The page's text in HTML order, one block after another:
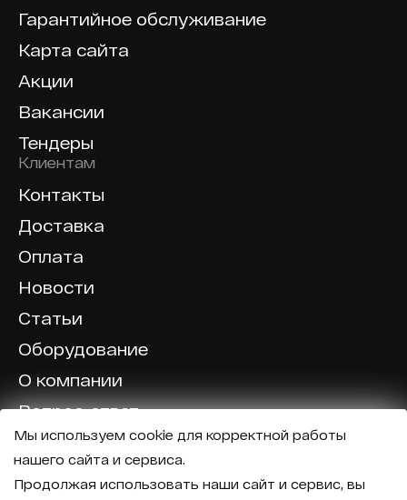
Гарантийное обслуживание
Карта сайта
Акции
Вакансии
Тендеры
Клиентам
Контакты
Доставка
Оплата
Новости
Статьи
Оборудование
О компании
Вопрос-ответ
Отзывы
Мы используем cookie для корректной работы
нашего сайта и сервиса.
Продолжая использовать наши сайт и сервис, вы